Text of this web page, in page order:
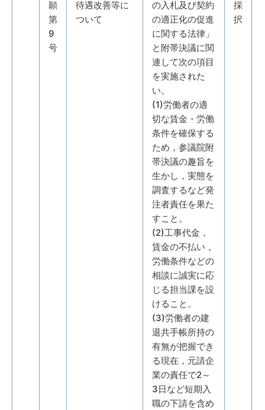
願
第
9
号
待遇改善等に
ついて
の入札及び契約
の適正化の促進
に関する法律」
と附帯決議に関
連して次の項目
を実施された
い。
(1)労働者の適
切な賃金・労働
条件を確保する
ため，参議院附
帯決議の趣旨を
生かし，実態を
調査するなど発
注者責任を果た
すこと。
(2)工事代金，
賃金の不払い，
労働条件などの
相談に誠実に応
じる担当課を設
けること。
(3)労働者の建
退共手帳所持の
有無が把握でき
る現在，元請企
業の責任で2～
3日など短期入
職の下請を含め
採
択